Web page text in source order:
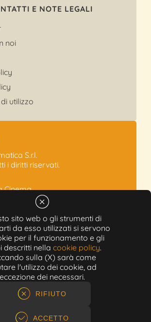
sito web o gli strumenti di
da esso utilizzati si servono
per il funzionamento e gli
descritti nella cookie policy.
sulla (X) sarà come
l'utilizzo dei cookie, ad
eccezione dei necessari.
RIFIUTO
ACCETTO
E NOTE LEGALI
noi
utilizzo
S.r.l.
i diritti riservati.
Cinema
101 - Modena
IVA: 02603471208
452611
sociale: 300.000,00€